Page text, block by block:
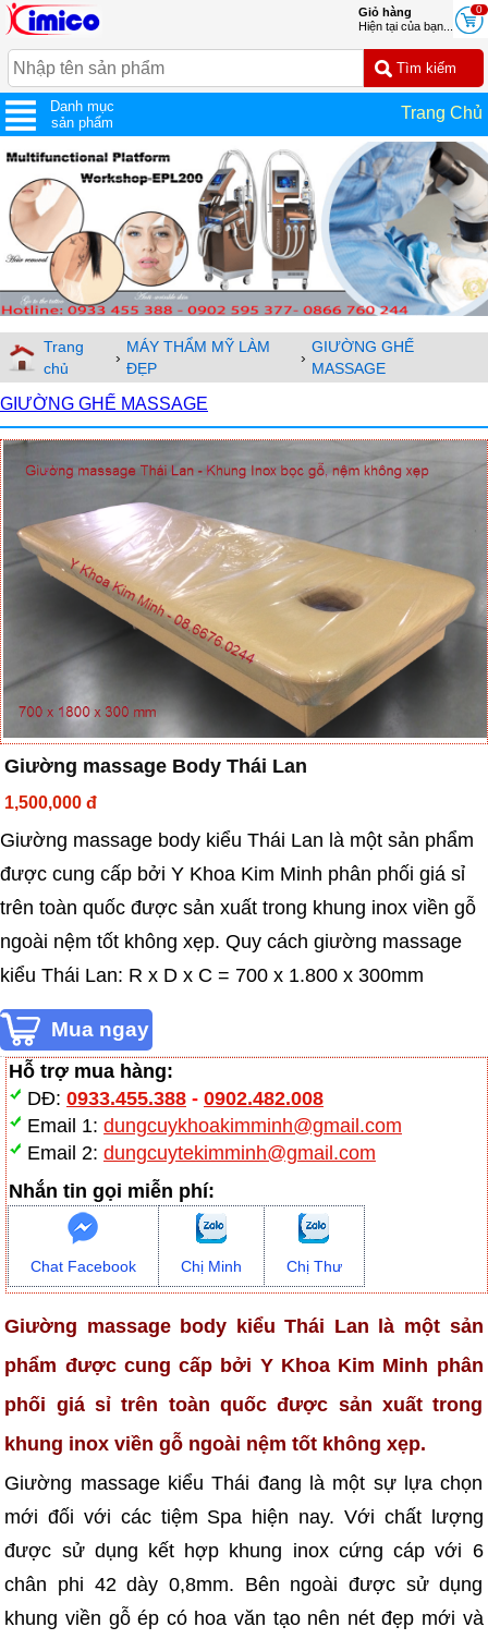
0
Giỏ hàng
Hiện tại của bạn...
Danh mục
sản phẩm
Trang Chủ
Trang
chủ
›
MÁY THẨM MỸ LÀM
ĐẸP
›
GIƯỜNG GHẾ
MASSAGE
GIƯỜNG GHẾ MASSAGE
Giường massage Body Thái Lan
1,500,000 đ
Giường massage body kiểu Thái Lan là một sản phẩm
được cung cấp bởi Y Khoa Kim Minh phân phối giá sỉ
trên toàn quốc được sản xuất trong khung inox viền gỗ
ngoài nệm tốt không xẹp. Quy cách giường massage
kiểu Thái Lan: R x D x C = 700 x 1.800 x 300mm
Hỗ trợ mua hàng:
DĐ: 0933.455.388- 0902.482.008
Email 1: dungcuykhoakimminh@gmail.com
Email 2: dungcuytekimminh@gmail.com
Nhắn tin gọi miễn phí:
Chat Facebook Chị Minh Chị Thư
Giường massage body kiểu Thái Lan là một sản
phẩm được cung cấp bởi Y Khoa Kim Minh phân
phối giá sỉ trên toàn quốc được sản xuất trong
khung inox viền gỗ ngoài nệm tốt không xẹp.
Giường massage kiểu Thái đang là một sự lựa chọn
mới đối với các tiệm Spa hiện nay. Với chất lượng
được sử dụng kết hợp khung inox cứng cáp với 6
chân phi 42 dày 0,8mm. Bên ngoài được sử dụng
khung viền gỗ ép có hoa văn tạo nên nét đẹp mới và